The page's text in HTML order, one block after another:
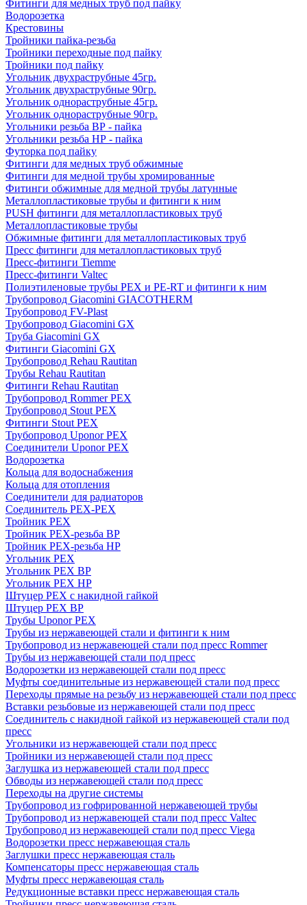
Фитинги для медных труб под пайку
Водорозетка
Крестовины
Тройники пайка-резьба
Тройники переходные под пайку
Тройники под пайку
Угольник двухраструбные 45гр.
Угольник двухраструбные 90гр.
Угольник однораструбные 45гр.
Угольник однораструбные 90гр.
Угольники резьба ВР - пайка
Угольники резьба НР - пайка
Футорка под пайку
Фитинги для медных труб обжимные
Фитинги для медной трубы хромированные
Фитинги обжимные для медной трубы латунные
Металлопластиковые трубы и фитинги к ним
PUSH фитинги для металлопластиковых труб
Металлопластиковые трубы
Обжимные фитинги для металлопластиковых труб
Пресс фитинги для металлопластиковых труб
Пресс-фитинги Tiemme
Пресс-фитинги Valtec
Полиэтиленовые трубы PEX и PE-RT и фитинги к ним
Трубопровод Giacomini GIACOTHERM
Трубопровод FV-Plast
Трубопровод Giacomini GX
Труба Giacomini GX
Фитинги Giacomini GX
Трубопровод Rehau Rautitan
Трубы Rehau Rautitan
Фитинги Rehau Rautitan
Трубопровод Rommer PEX
Трубопровод Stout PEX
Фитинги Stout PEX
Трубопровод Uponor PEX
Соединители Uponor PEX
Водорозетка
Кольца для водоснабжения
Кольца для отопления
Соединители для радиаторов
Соединитель PEX-PEX
Тройник PEX
Тройник PEX-резьба ВР
Тройник PEX-резьба НР
Угольник PEX
Угольник PEX ВР
Угольник PEX НР
Штуцер PEX c накидной гайкой
Штуцер PEX ВР
Трубы Uponor PEX
Трубы из нержавеющей стали и фитинги к ним
Трубопровод из нержавеющей стали под пресс Rommer
Трубы из нержавеющей стали под пресс
Водорозетки из нержавеющей стали под пресс
Муфты соединительные из нержавеющей стали под пресс
Переходы прямые на резьбу из нержавеющей стали под пресс
Вставки резьбовые из нержавеющей стали под пресс
Соединитель с накидной гайкой из нержавеющей стали под
пресс
Угольники из нержавеющей стали под пресс
Тройники из нержавеющей стали под пресс
Заглушка из нержавеющей стали под пресс
Обводы из нержавеющей стали под пресс
Переходы на другие системы
Трубопровод из гофрированной нержавеющей трубы
Трубопровод из нержавеющей стали под пресс Valtec
Трубопровод из нержавеющей стали под пресс Viega
Водорозетки пресс нержавеющая сталь
Заглушки пресс нержавеющая сталь
Компенсаторы пресс нержавеющая сталь
Муфты пресс нержавеющая сталь
Редукционные вставки пресс нержавеющая сталь